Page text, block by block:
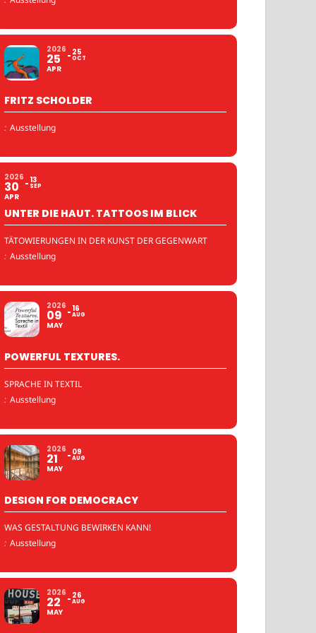
2026
25
APR
25
OCT
FRITZ SCHOLDER
: Ausstellung
2026
30
APR
13
SEP
UNTER DIE HAUT. TATTOOS IM BLICK
TÄTOWIERUNGEN IN DER KUNST DER GEGENWART
: Ausstellung
2026
09
MAY
16
AUG
POWERFUL TEXTURES.
SPRACHE IN TEXTIL
: Ausstellung
2026
21
MAY
09
AUG
DESIGN FOR DEMOCRACY
WAS GESTALTUNG BEWIRKEN KANN!
: Ausstellung
2026
22
MAY
26
AUG